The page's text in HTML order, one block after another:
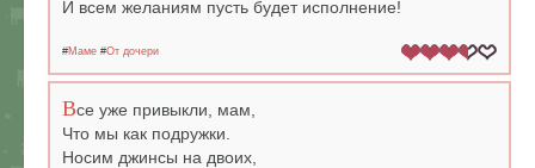
И всем желаниям пусть будет исполнение!
#Маме #От дочери
Все уже привыкли, мам,
Что мы как подружки.
Носим джинсы на двоих,